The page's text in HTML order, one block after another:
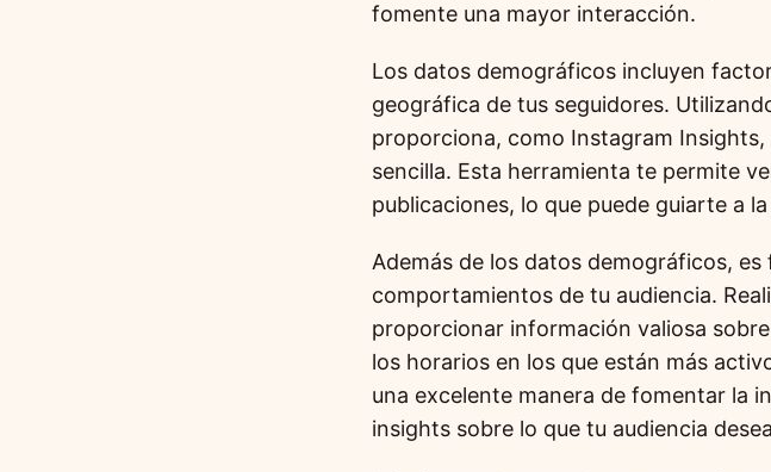
fomente una mayor interacción.
Los datos demográficos incluyen
geográfica de tus seguidores.
proporciona, como Instagram
sencilla. Esta herramienta te permite
publicaciones, lo que puede guiarte a
Además de los datos demográficos,
comportamientos de tu audiencia.
proporcionar información valiosa
los horarios en los que están más
una excelente manera de fomentar la
insights sobre lo que tu audiencia